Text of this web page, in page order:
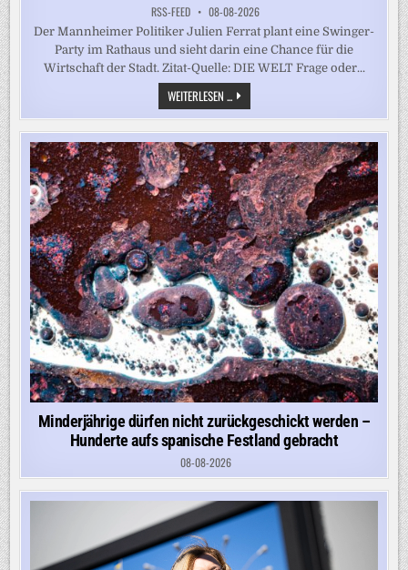
RSS-FEED 08-08-2026
Der Mannheimer Politiker Julien Ferrat plant eine Swinger-
Party im Rathaus und sieht darin eine Chance für die
Wirtschaft der Stadt. Zitat-Quelle: DIE WELT Frage oder...
WEITERLESEN ... POLITIKER
WILL
SWINGER-
PARTYS
IM
RATHAUS
VERANSTALTEN
Minderjährige dürfen nicht zurückgeschickt werden –
Hunderte aufs spanische Festland gebracht
08-08-2026